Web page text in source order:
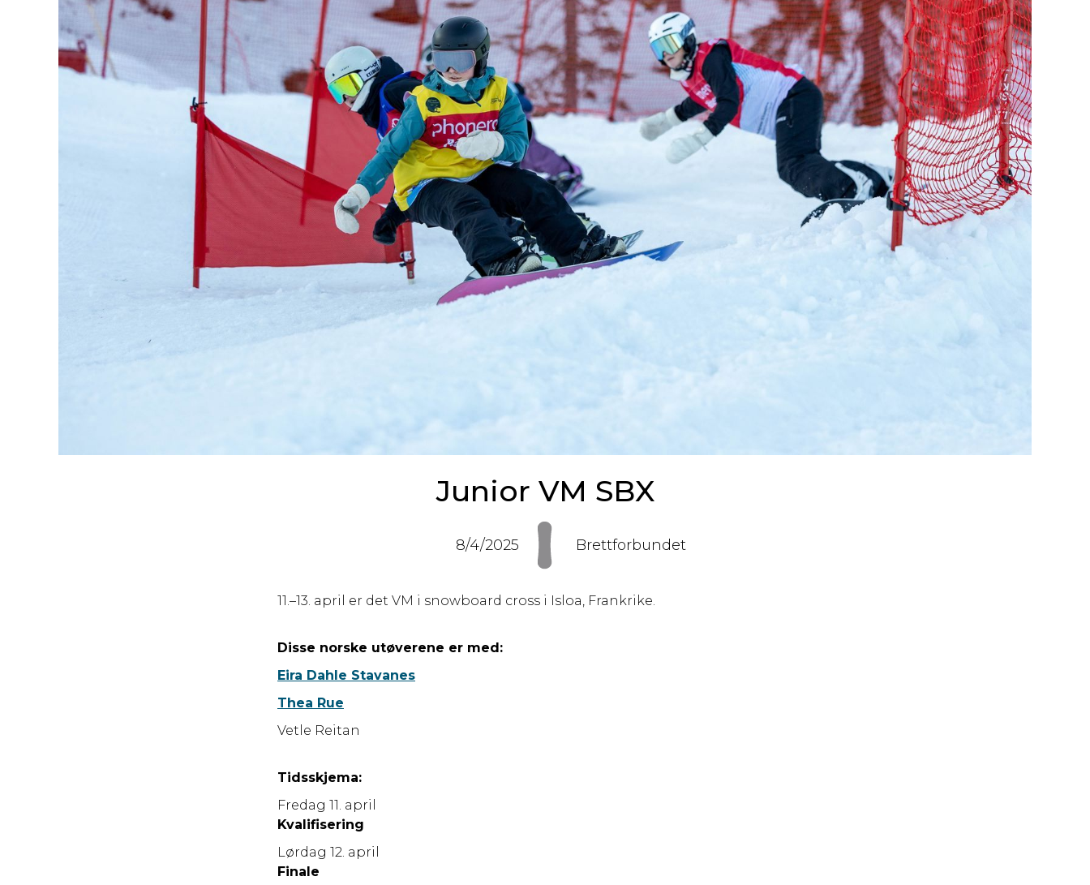
Junior VM SBX
8/4/2025 Brettforbundet
11.–13. april er det VM i snowboard cross i Isloa, Frankrike.
Disse norske utøverene er med:
Eira Dahle Stavanes
Thea Rue
Vetle Reitan
Tidsskjema:
Fredag 11. april
Kvalifisering
Lørdag 12. april
Finale